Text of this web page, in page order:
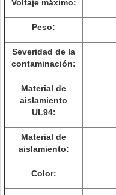
Voltaje máximo:
Peso:
Severidad de la
contaminación:
Material de
aislamiento
UL94:
Material de
aislamiento:
Color: